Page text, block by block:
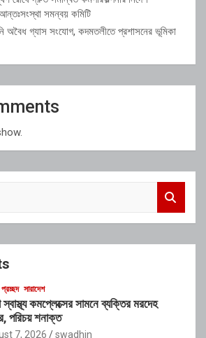
আন্তঃসংস্থা সমন্বয় কমিটি
অবৈধ গ্যাস সংযোগ, কদমতলীতে প্রশাসনের ভূমিকা
প্রচ্ছদ সারাদেশ
কমপ্লেক্সের সামনে ব্যক্তির মরদেহ
পরিচয় শনাক্ত
7, 2026 swadhin